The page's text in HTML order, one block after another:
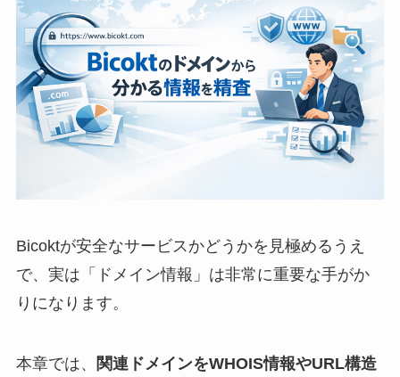
Bicoktが安全なサービスかどうかを見極めるうえ
で、実は「ドメイン情報」は非常に重要な手がか
りになります。
本章では、 関連ドメインをWHOIS情報やURL構造